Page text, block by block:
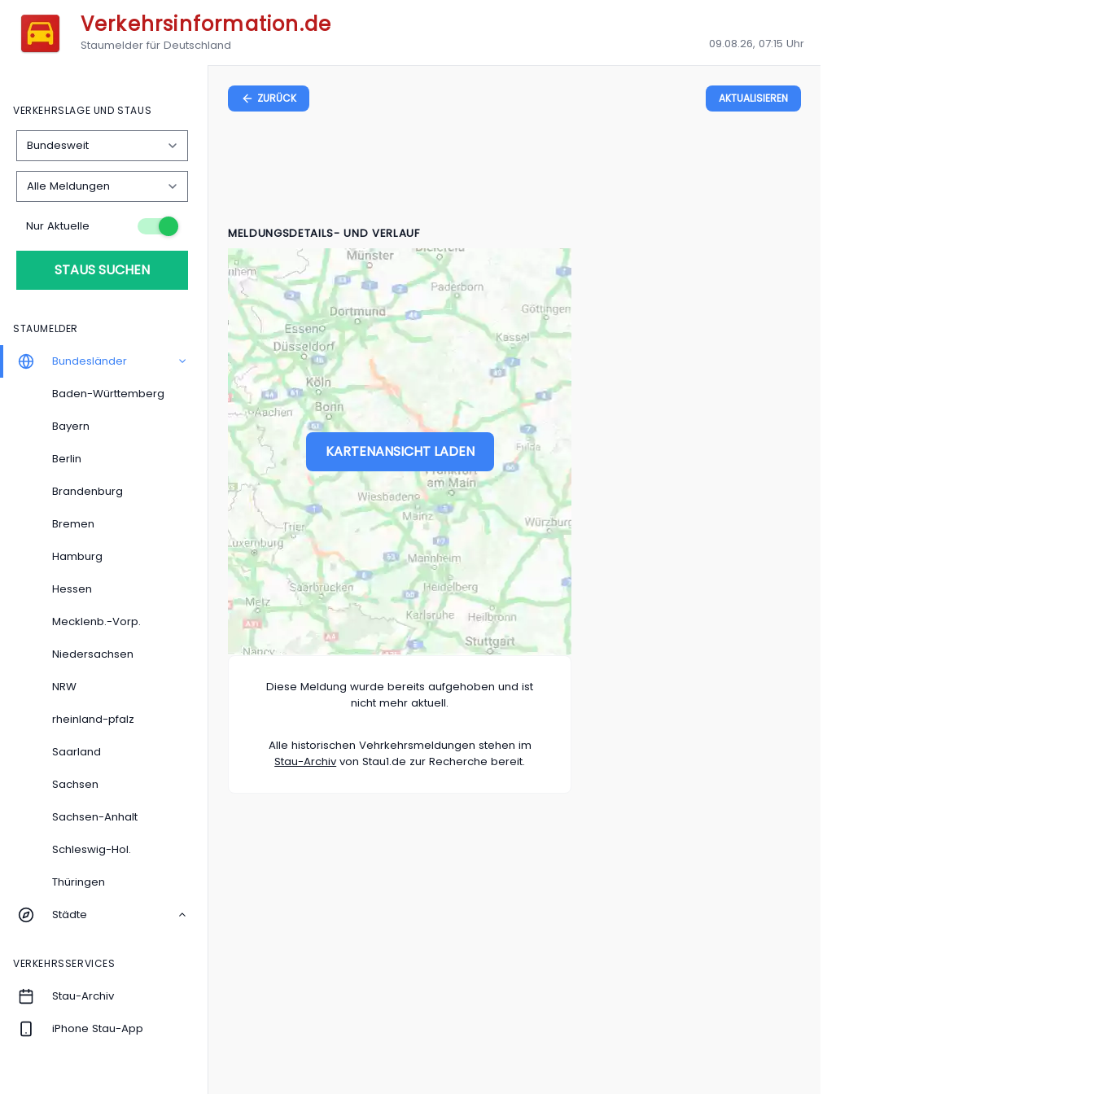
Verkehrsinformation.de
Staumelder für Deutschland 09.08.26, 07:15 Uhr
VERKEHRSLAGE UND STAUS
Nur Aktuelle
STAUS SUCHEN
STAUMELDER
Bundesländer
Baden-Württemberg
Bayern
Berlin
Brandenburg
Bremen
Hamburg
Hessen
Mecklenb.-Vorp.
Niedersachsen
NRW
rheinland-pfalz
Saarland
Sachsen
Sachsen-Anhalt
Schleswig-Hol.
Thüringen
Städte
VERKEHRSSERVICES
Stau-Archiv
iPhone Stau-App
ZURÜCK AKTUALISIEREN
MELDUNGSDETAILS- UND VERLAUF
KARTENANSICHT LADEN
Diese Meldung wurde bereits aufgehoben und ist
nicht mehr aktuell.
Alle historischen Vehrkehrsmeldungen stehen im
Stau-Archiv von Stau1.de zur Recherche bereit.